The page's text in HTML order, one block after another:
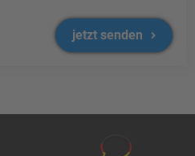
jetzt senden